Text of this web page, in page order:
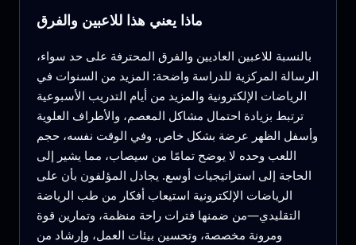
ماذا يعني هذا للاعبين والفرق
بالنسبة للاعبين العاديين والفرق المحترفة على حد سواء،
الرسالة المركزية للدراسة واضحة: المزيد من السنوات في
الرياضات الإلكترونية والمزيد من أيام التدريب الأسبوعية
ترتبط بزيادة احتمال مشاكل المعصم، والأطراف العلوية
وأسفل الظهر عرضة بشكل خاص. وفي الوقت نفسه، حجم
اللعب وحده لا يوضح تمامًا من سيصاب، مما يشير إلى
الحاجة إلى استراتيجيات أوسع. يجادل المؤلفون بأن على
الرياضات الإلكترونية استيعاب أفكار من طب الرياضة
التقليدي—من ضمنها فترات راحة منظمة، وتمارين قوة
ومرونة مخصصة، وتحسين بيئات العمل، وإرشاد من